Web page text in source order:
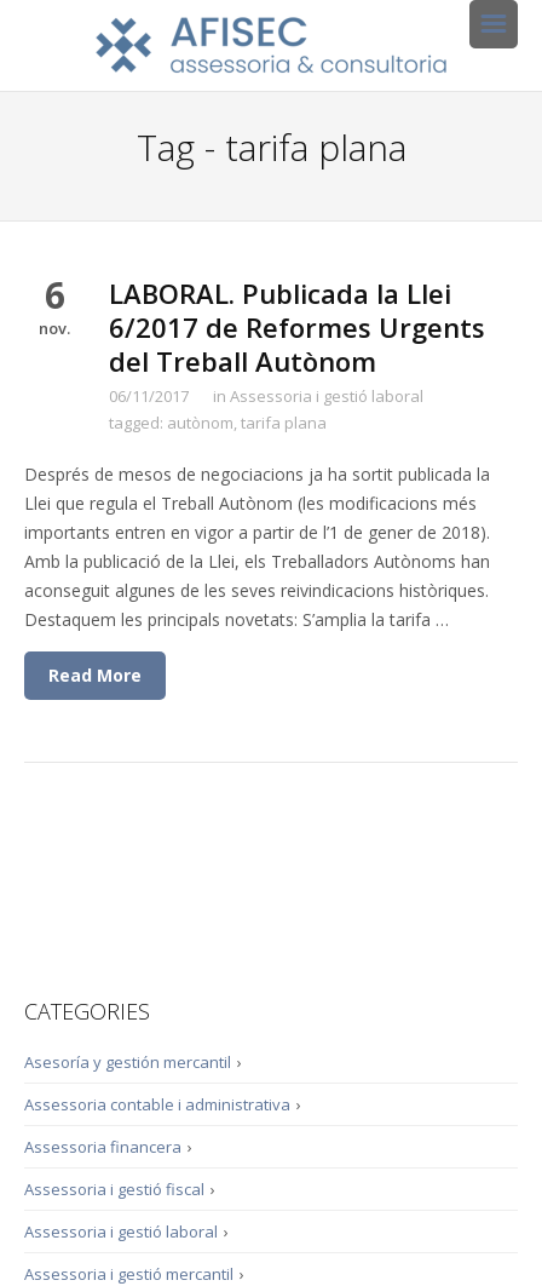
Tag - tarifa plana
6
nov.
LABORAL. Publicada la Llei
6/2017 de Reformes Urgents
del Treball Autònom
06/11/2017 in Assessoria i gestió laboral
tagged: autònom,tarifa plana
Després de mesos de negociacions ja ha sortit publicada la
Llei que regula el Treball Autònom (les modificacions més
importants entren en vigor a partir de l’1 de gener de 2018).
Amb la publicació de la Llei, els Treballadors Autònoms han
aconseguit algunes de les seves reivindicacions històriques.
Destaquem les principals novetats: S’amplia la tarifa …
Read More
CATEGORIES
›
Asesoría y gestión mercantil
›
Assessoria contable i administrativa
›
Assessoria financera
›
Assessoria i gestió fiscal
›
Assessoria i gestió laboral
›
Assessoria i gestió mercantil